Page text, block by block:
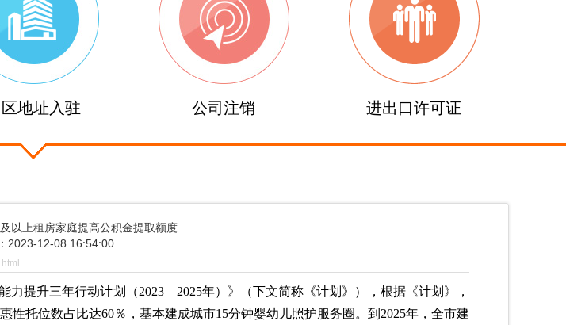
区地址入驻 公司注销 进出口许可证
以上租房家庭提高公积金提取额度
2023-12-08 16:54:00
提升三年行动计划（2023—2025年）》（下文简称《计划》），根据《计划》，
性托位数占比达60％，基本建成城市15分钟婴幼儿照护服务圈。到2025年，全市建